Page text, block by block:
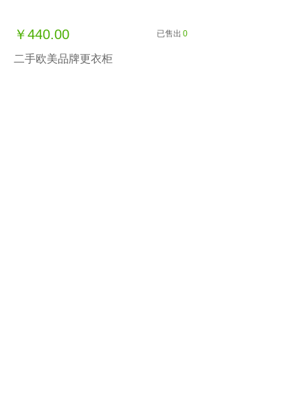
￥440.00 已售出 0
二手欧美品牌更衣柜